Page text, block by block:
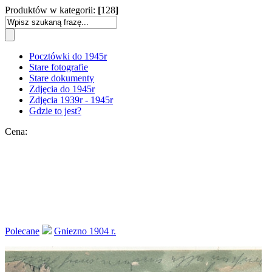
Produktów w kategorii: [128]
Pocztówki do 1945r
Stare fotografie
Stare dokumenty
Zdjęcia do 1945r
Zdjęcia 1939r - 1945r
Gdzie to jest?
Cena:
Polecane Gniezno 1904 r.